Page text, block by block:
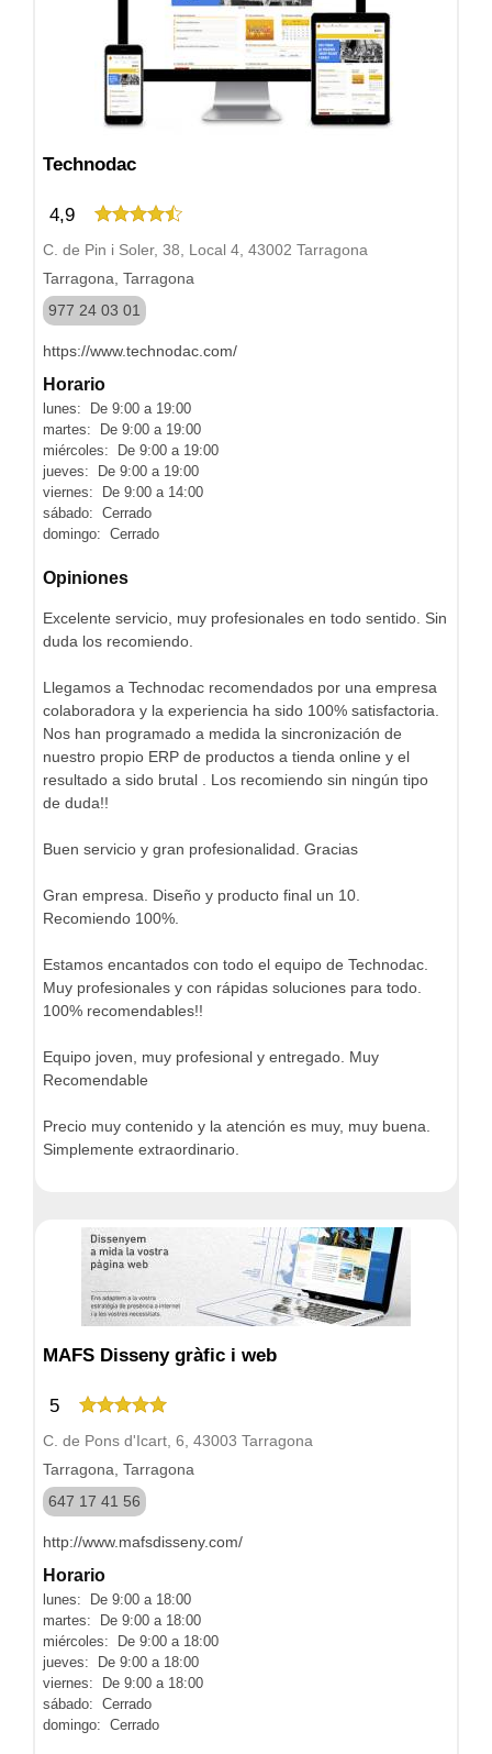
Technodac
4,9
C. de Pin i Soler, 38, Local 4, 43002 Tarragona
Tarragona, Tarragona
977 24 03 01
https://www.technodac.com/
Horario
lunes: De 9:00 a 19:00
martes: De 9:00 a 19:00
miércoles: De 9:00 a 19:00
jueves: De 9:00 a 19:00
viernes: De 9:00 a 14:00
sábado: Cerrado
domingo: Cerrado
Opiniones
Excelente servicio, muy profesionales en todo sentido. Sin
duda los recomiendo.
Llegamos a Technodac recomendados por una empresa
colaboradora y la experiencia ha sido 100% satisfactoria.
Nos han programado a medida la sincronización de
nuestro propio ERP de productos a tienda online y el
resultado a sido brutal . Los recomiendo sin ningún tipo
de duda!!
Buen servicio y gran profesionalidad. Gracias
Gran empresa. Diseño y producto final un 10.
Recomiendo 100%.
Estamos encantados con todo el equipo de Technodac.
Muy profesionales y con rápidas soluciones para todo.
100% recomendables!!
Equipo joven, muy profesional y entregado. Muy
Recomendable
Precio muy contenido y la atención es muy, muy buena.
Simplemente extraordinario.
MAFS Disseny gràfic i web
5
C. de Pons d'Icart, 6, 43003 Tarragona
Tarragona, Tarragona
647 17 41 56
http://www.mafsdisseny.com/
Horario
lunes: De 9:00 a 18:00
martes: De 9:00 a 18:00
miércoles: De 9:00 a 18:00
jueves: De 9:00 a 18:00
viernes: De 9:00 a 18:00
sábado: Cerrado
domingo: Cerrado